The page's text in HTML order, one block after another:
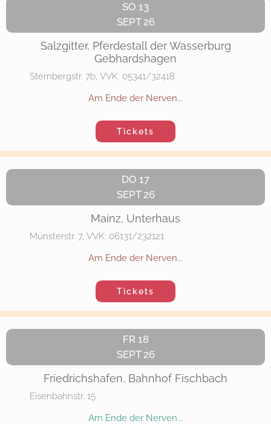
SO 13
SEPT 26
Salzgitter, Pferdestall der Wasserburg
Gebhardshagen
Sternbergstr. 7b, VVK: 05341/32418
Am Ende der Nerven...
Tickets
DO 17
SEPT 26
Mainz, Unterhaus
Münsterstr. 7, VVK: 06131/232121
Am Ende der Nerven...
Tickets
FR 18
SEPT 26
Friedrichshafen, Bahnhof Fischbach
Eisenbahnstr. 15
Am Ende der Nerven...